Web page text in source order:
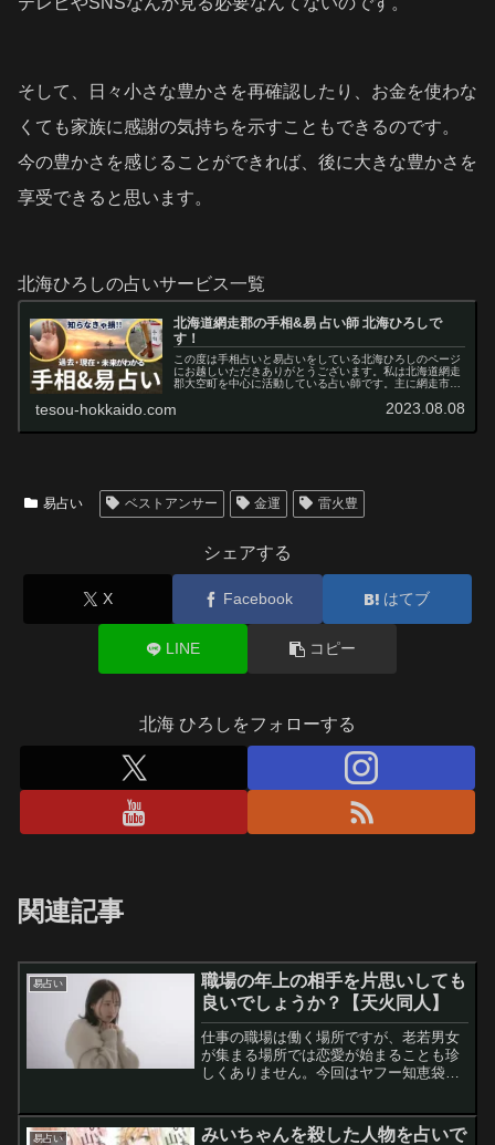
そして、日々小さな豊かさを再確認したり、お金を使わな
くても家族に感謝の気持ちを示すこともできるのです。
今の豊かさを感じることができれば、後に大きな豊かさを
享受できると思います。
北海ひろしの占いサービス一覧
北海道網走郡の手相&易 占い師 北海ひろしで
す！
この度は手相占いと易占いをしている北海ひろしのページ
にお越しいただきありがとうございます。私は北海道網走
郡大空町を中心に活動している占い師です。主に網走市や
での非対面占いを行っています。こ…
tesou-hokkaido.com 2023.08.08
易占い ベストアンサー 金運 雷火豊
シェアする
X Facebook はてブ
LINE コピー
北海 ひろしをフォローする
関連記事
易占い
職場の年上の相手を片思いしても
良いでしょうか？【天火同人】
仕事の職場は働く場所ですが、老若男女
が集まる場所では恋愛が始まることも珍
しくありません。今回はヤフー知恵袋に
していました。なお、今回は質問文の情
易占い
みいちゃんを殺した人物を占いで